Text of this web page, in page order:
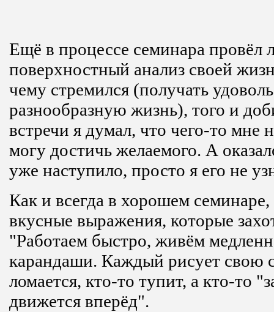
Ещё в процессе семинара провёл
поверхностный анализ своей
чему стремился (получать
разнообразную жизнь), того и
встречи я думал, что чего-то мне
могу достичь желаемого. А
уже наступило, просто я его не
Как и всегда в хорошем
вкусные выражения, которые
"Работаем быстро, живём
карандаши. Каждый рисует свою
ломается, кто-то тупит, а кто-то
движется вперёд".